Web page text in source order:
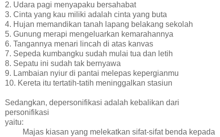
2. Udara pagi menyapaku bersahabat
3. Cinta yang kau miliki adalah cinta yang buta
4. Hujan memandikan tanah lapang belakang sekolah
5. Gunung merapi mengeluarkan kemarahannya
6. Tangannya menari lincah di atas kanvas
7. Sepeda kumbangku sudah mulai tua dan letih
8. Sepatu ini sudah tak bernyawa
9. Lambaian nyiur di pantai melepas kepergianmu
10. Kereta itu tertatih-tatih meninggalkan stasiun
Sedangkan, depersonifikasi adalah kebalikan dari
personifikasi
yaitu:
Majas kiasan yang melekatkan sifat-sifat benda kepada